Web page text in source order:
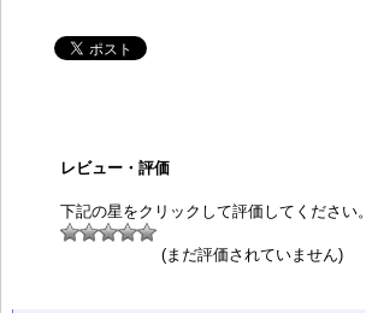
レビュー・評価
下記の星をクリックして評価してください。
(まだ評価されていません)